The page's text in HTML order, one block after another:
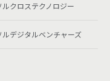
ルクロステクノロジー
ルデジタルベンチャーズ